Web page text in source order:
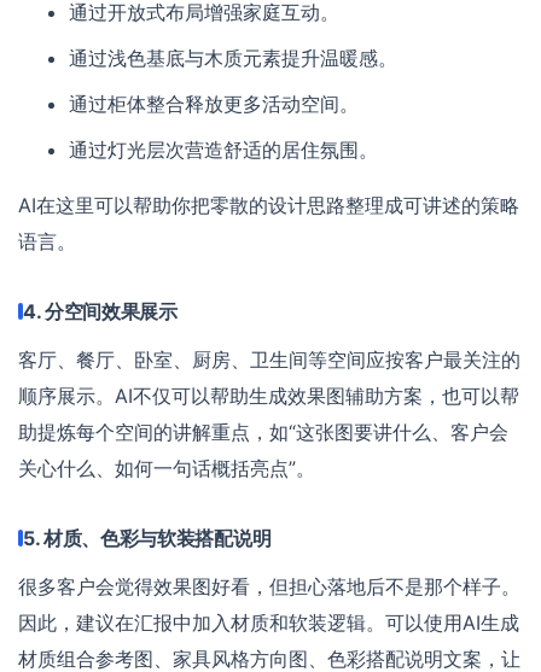
通过开放式布局增强家庭互动。
通过浅色基底与木质元素提升温暖感。
通过柜体整合释放更多活动空间。
通过灯光层次营造舒适的居住氛围。
AI在这里可以帮助你把零散的设计思路整理成可讲述的策略
语言。
4. 分空间效果展示
客厅、餐厅、卧室、厨房、卫生间等空间应按客户最关注的
顺序展示。AI不仅可以帮助生成效果图辅助方案，也可以帮
助提炼每个空间的讲解重点，如“这张图要讲什么、客户会
关心什么、如何一句话概括亮点”。
5. 材质、色彩与软装搭配说明
很多客户会觉得效果图好看，但担心落地后不是那个样子。
因此，建议在汇报中加入材质和软装逻辑。可以使用AI生成
材质组合参考图、家具风格方向图、色彩搭配说明文案，让